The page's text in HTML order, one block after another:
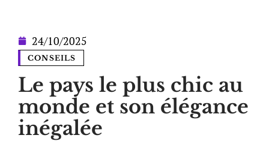
24/10/2025
CONSEILS
Le pays le plus chic au
monde et son élégance
inégalée